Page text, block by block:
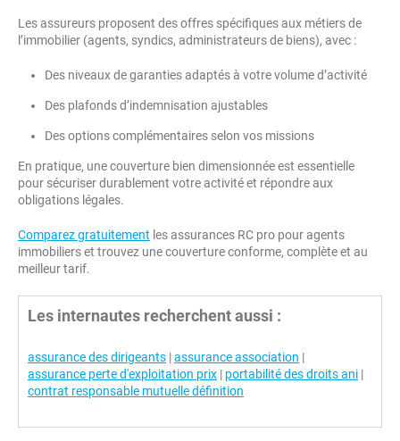
Les assureurs proposent des offres spécifiques aux métiers de
l’immobilier (agents, syndics, administrateurs de biens), avec :
Des niveaux de garanties adaptés à votre volume d’activité
Des plafonds d’indemnisation ajustables
Des options complémentaires selon vos missions
En pratique, une couverture bien dimensionnée est essentielle
pour sécuriser durablement votre activité et répondre aux
obligations légales.
Comparez gratuitement les assurances RC pro pour agents
immobiliers et trouvez une couverture conforme, complète et au
meilleur tarif.
Les internautes recherchent aussi :
assurance des dirigeants |assurance association |
assurance perte d'exploitation prix | portabilité des droits ani |
contrat responsable mutuelle définition